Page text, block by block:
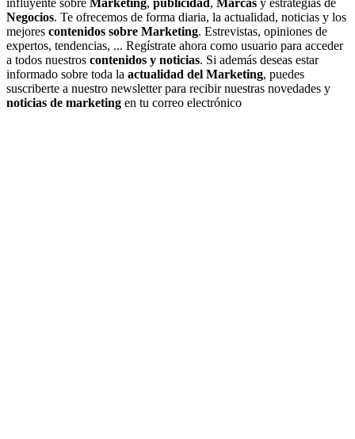
influyente sobre Marketing, publicidad , Marcas y estrategias de
Negocios. Te ofrecemos de forma diaria, la actualidad, noticias y los
mejores contenidos sobre Marketing. Estrevistas, opiniones de
expertos, tendencias, ... Regístrate ahora como usuario para acceder
a todos nuestros contenidos y noticias. Si además deseas estar
informado sobre toda la actualidad del Marketing, puedes
suscriberte a nuestro newsletter para recibir nuestras novedades y
noticias de marketing en tu correo electrónico